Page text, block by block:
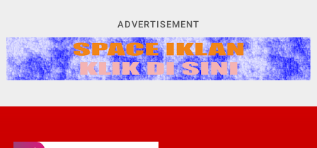
ADVERTISEMENT